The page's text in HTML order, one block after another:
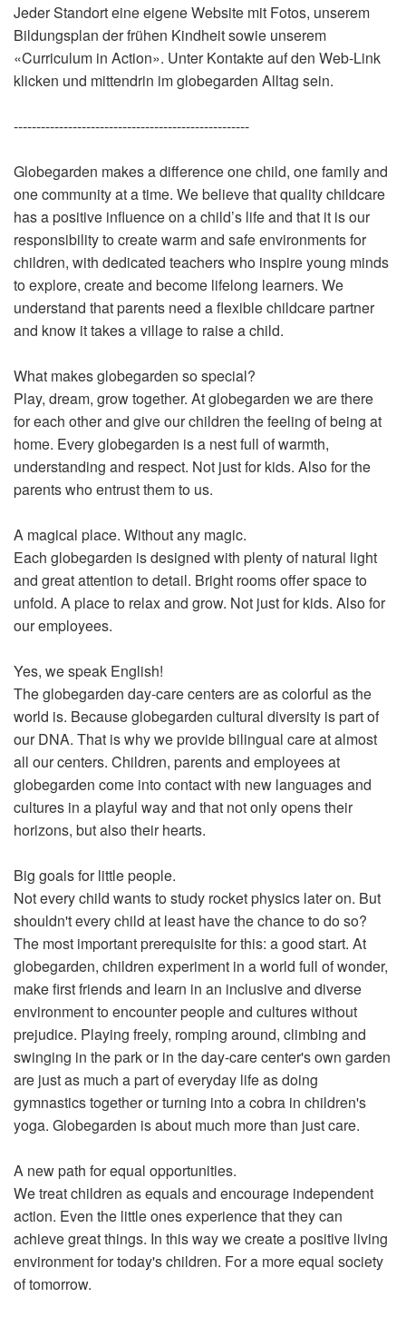
Jeder Standort eine eigene Website mit Fotos, unserem
Bildungsplan der frühen Kindheit sowie unserem
«Curriculum in Action». Unter Kontakte auf den Web-Link
klicken und mittendrin im globegarden Alltag sein.
----------------------------------------------------
Globegarden makes a difference one child, one family and
one community at a time. We believe that quality childcare
has a positive influence on a child’s life and that it is our
responsibility to create warm and safe environments for
children, with dedicated teachers who inspire young minds
to explore, create and become lifelong learners. We
understand that parents need a flexible childcare partner
and know it takes a village to raise a child.
What makes globegarden so special?
Play, dream, grow together. At globegarden we are there
for each other and give our children the feeling of being at
home. Every globegarden is a nest full of warmth,
understanding and respect. Not just for kids. Also for the
parents who entrust them to us.
A magical place. Without any magic.
Each globegarden is designed with plenty of natural light
and great attention to detail. Bright rooms offer space to
unfold. A place to relax and grow. Not just for kids. Also for
our employees.
Yes, we speak English!
The globegarden day-care centers are as colorful as the
world is. Because globegarden cultural diversity is part of
our DNA. That is why we provide bilingual care at almost
all our centers. Children, parents and employees at
globegarden come into contact with new languages and
cultures in a playful way and that not only opens their
horizons, but also their hearts.
Big goals for little people.
Not every child wants to study rocket physics later on. But
shouldn't every child at least have the chance to do so?
The most important prerequisite for this: a good start. At
globegarden, children experiment in a world full of wonder,
make first friends and learn in an inclusive and diverse
environment to encounter people and cultures without
prejudice. Playing freely, romping around, climbing and
swinging in the park or in the day-care center's own garden
are just as much a part of everyday life as doing
gymnastics together or turning into a cobra in children's
yoga. Globegarden is about much more than just care.
A new path for equal opportunities.
We treat children as equals and encourage independent
action. Even the little ones experience that they can
achieve great things. In this way we create a positive living
environment for today's children. For a more equal society
of tomorrow.